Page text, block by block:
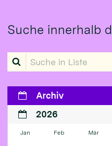
Suche innerhalb
Suche in Liste
Archiv
2026
Jan Feb Mär